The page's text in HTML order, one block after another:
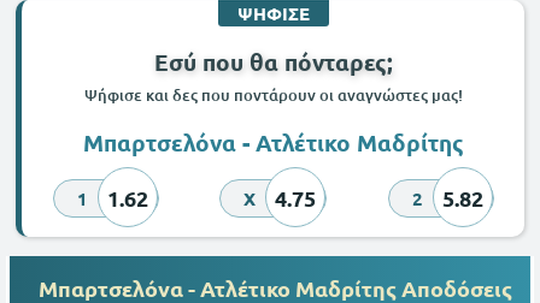
ΨΗΦΙΣΕ
Εσύ που θα πόνταρες;
Ψήφισε και δες που ποντάρουν οι αναγνώστες μας!
Μπαρτσελόνα - Ατλέτικο Μαδρίτης
1 1.62 X 4.75 2 5.82
Μπαρτσελόνα - Ατλέτικο Μαδρίτης Αποδόσεις